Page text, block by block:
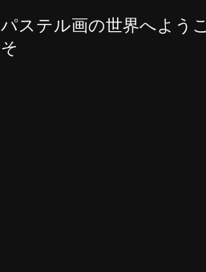
パステル画の世界へようこ
そ